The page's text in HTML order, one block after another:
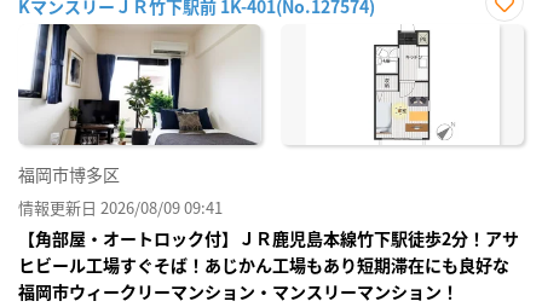
KマンスリーＪＲ竹下駅前 1K-401(No.127574)
お気
福岡市博多区
情報更新日 2026/08/09 09:41
【角部屋・オートロック付】ＪＲ鹿児島本線竹下駅徒歩2分！アサ
ヒビール工場すぐそば！あじかん工場もあり短期滞在にも良好な
福岡市ウィークリーマンション・マンスリーマンション！